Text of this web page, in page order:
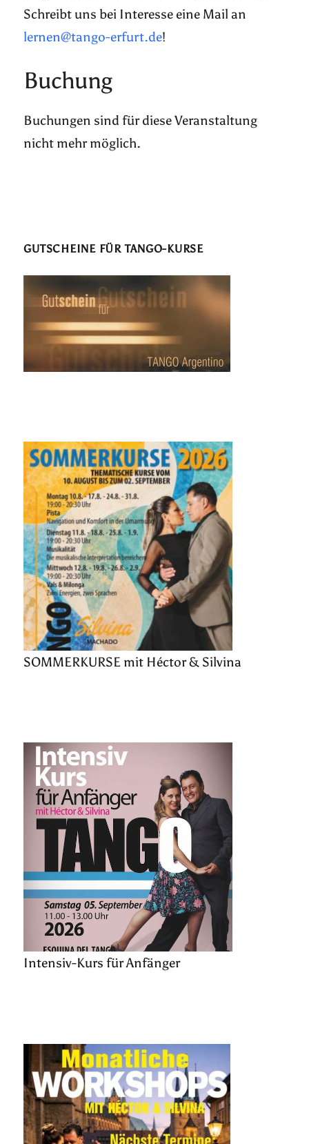
Schreibt uns bei Interesse eine Mail an
lernen@tango-erfurt.de!
Buchung
Buchungen sind für diese Veranstaltung
nicht mehr möglich.
GUTSCHEINE FÜR TANGO-KURSE
SOMMERKURSE mit Héctor & Silvina
Intensiv-Kurs für Anfänger